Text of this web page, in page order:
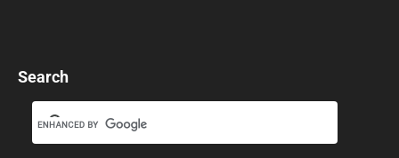
Search